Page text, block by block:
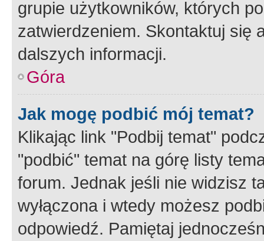
grupie użytkowników, których
zatwierdzeniem. Skontaktuj się
dalszych informacji.
Góra
Jak mogę podbić mój temat?
Klikając link "Podbij temat"
"podbić" temat na górę listy
forum. Jednak jeśli nie widzisz
wyłączona i wtedy możesz
odpowiedź. Pamiętaj